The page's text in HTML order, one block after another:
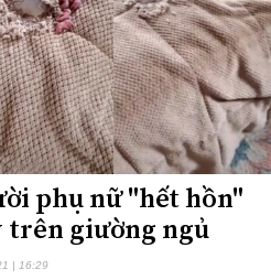
phụ nữ "hết hồn"
giường ngủ
| 16:29